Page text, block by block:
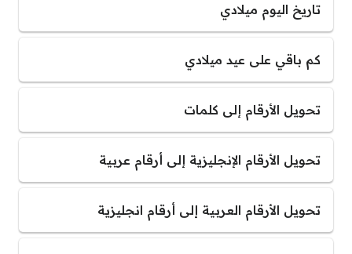
تاريخ اليوم ميلادي
كم باقي على عيد ميلادي
تحويل الأرقام إلى كلمات
تحويل الأرقام الإنجليزية إلى أرقام عربية
تحويل الأرقام العربية إلى أرقام انجليزية